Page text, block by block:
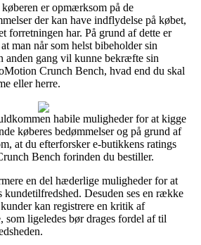
er opmærksom på de
der kan have indflydelse på købet,
forretningen har. På grund af dette er
man når som helst bibeholder sin
anden gang vil kunne bekræfte sin
Crunch Bench, hvad end du skal
eller herre.
habile muligheder for at kigge
køberes bedømmelser og på grund af
at du efterforsker e-butikkens ratings
Bench forinden du bestiller.
en del hæderlige muligheder for at
Desuden ses en række
kan registrere en kritik af
som ligeledes bør drages fordel af til